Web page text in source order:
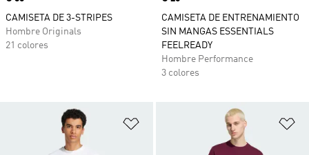
CAMISETA DE 3-STRIPES
Hombre Originals
21 colores
CAMISETA DE ENTRENAMIENTO
SIN MANGAS ESSENTIALS
FEELREADY
Hombre Performance
3 colores
Añadir a la lista de deseos